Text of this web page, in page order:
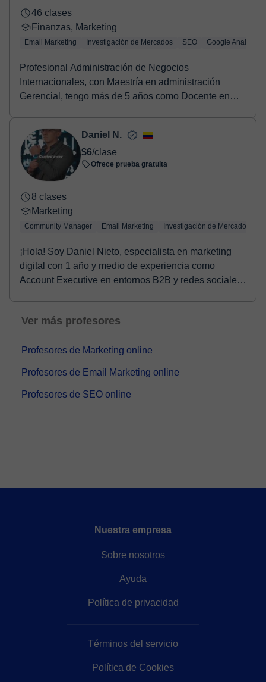
46 clases
Finanzas, Marketing
Email Marketing Investigación de Mercados SEO Google Analytics
Profesional Administración de Negocios
Internacionales, con Maestría en administración
Gerencial, tengo más de 5 años como Docente en
Daniel N.
$6/clase
Ofrece prueba gratuita
8 clases
Marketing
Community Manager Email Marketing Investigación de Mercados
¡Hola! Soy Daniel Nieto, especialista en marketing
digital con 1 año y medio de experiencia como
Account Executive en entornos B2B y redes sociales.
Ver más profesores
Profesores de Marketing online
Profesores de Email Marketing online
Profesores de SEO online
Nuestra empresa
Sobre nosotros
Ayuda
Política de privacidad
Términos del servicio
Política de Cookies